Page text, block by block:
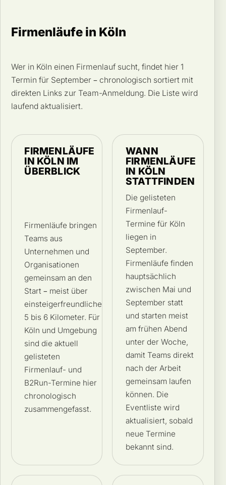
Firmenläufe in Köln
Wer in Köln einen Firmenlauf sucht, findet hier 1
Termin für September – chronologisch sortiert mit
direkten Links zur Team-Anmeldung. Die Liste wird
laufend aktualisiert.
FIRMENLÄUFE
IN KÖLN IM
ÜBERBLICK
Firmenläufe bringen
Teams aus
Unternehmen und
Organisationen
gemeinsam an den
Start – meist über
einsteigerfreundliche
5 bis 6 Kilometer. Für
Köln und Umgebung
sind die aktuell
gelisteten
Firmenlauf- und
B2Run-Termine hier
chronologisch
zusammengefasst.
WANN
FIRMENLÄUFE
IN KÖLN
STATTFINDEN
Die gelisteten
Firmenlauf-
Termine für Köln
liegen in
September.
Firmenläufe finden
hauptsächlich
zwischen Mai und
September statt
und starten meist
am frühen Abend
unter der Woche,
damit Teams direkt
nach der Arbeit
gemeinsam laufen
können. Die
Eventliste wird
aktualisiert, sobald
neue Termine
bekannt sind.